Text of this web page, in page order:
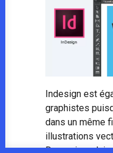
Indesign est
graphistes
dans un même
illustrations
De quoi